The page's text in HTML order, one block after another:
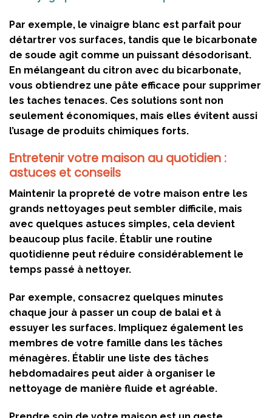
Par exemple, le vinaigre blanc est parfait pour
détartrer vos surfaces, tandis que le bicarbonate
de soude agit comme un puissant désodorisant.
En mélangeant du citron avec du bicarbonate,
vous obtiendrez une pâte efficace pour supprimer
les taches tenaces. Ces solutions sont non
seulement économiques, mais elles évitent aussi
l’usage de produits chimiques forts.
Entretenir votre maison au quotidien :
astuces et conseils
Maintenir la propreté de votre maison entre les
grands nettoyages peut sembler difficile, mais
avec quelques astuces simples, cela devient
beaucoup plus facile. Établir une routine
quotidienne peut réduire considérablement le
temps passé à nettoyer.
Par exemple, consacrez quelques minutes
chaque jour à passer un coup de balai et à
essuyer les surfaces. Impliquez également les
membres de votre famille dans les tâches
ménagères. Établir une liste des tâches
hebdomadaires peut aider à organiser le
nettoyage de manière fluide et agréable.